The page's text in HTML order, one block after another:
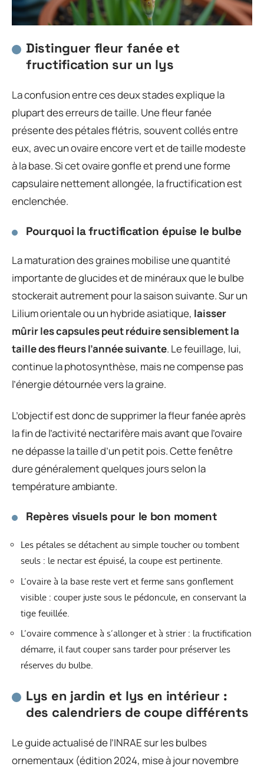
Distinguer fleur fanée et
fructification sur un lys
La confusion entre ces deux stades explique la
plupart des erreurs de taille. Une fleur fanée
présente des pétales flétris, souvent collés entre
eux, avec un ovaire encore vert et de taille modeste
à la base. Si cet ovaire gonfle et prend une forme
capsulaire nettement allongée, la fructification est
enclenchée.
Pourquoi la fructification épuise le bulbe
La maturation des graines mobilise une quantité
importante de glucides et de minéraux que le bulbe
stockerait autrement pour la saison suivante. Sur un
Lilium orientale ou un hybride asiatique, laisser
mûrir les capsules peut réduire sensiblement la
taille des fleurs l’année suivante. Le feuillage, lui,
continue la photosynthèse, mais ne compense pas
l’énergie détournée vers la graine.
L’objectif est donc de supprimer la fleur fanée après
la fin de l’activité nectarifère mais avant que l’ovaire
ne dépasse la taille d’un petit pois. Cette fenêtre
dure généralement quelques jours selon la
température ambiante.
Repères visuels pour le bon moment
Les pétales se détachent au simple toucher ou tombent
seuls : le nectar est épuisé, la coupe est pertinente.
L’ovaire à la base reste vert et ferme sans gonflement
visible : couper juste sous le pédoncule, en conservant la
tige feuillée.
L’ovaire commence à s’allonger et à strier : la fructification
démarre, il faut couper sans tarder pour préserver les
réserves du bulbe.
Lys en jardin et lys en intérieur :
des calendriers de coupe différents
Le guide actualisé de l’INRAE sur les bulbes
ornementaux (édition 2024, mise à jour novembre